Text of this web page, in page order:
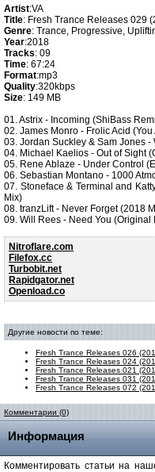
Artist:VA
Title: Fresh Trance Releases 029
Genre: Trance, Progressive,
Year:2018
Tracks: 09
Time: 67:24
Format:mp3
Quality:320kbps
Size: 149 MB
01. Astrix - Incoming (ShiBass
02. James Monro - Frolic Acid
03. Jordan Suckley & Sam Jones
04. Michael Kaelios - Out of Sight
05. Rene Ablaze - Under Control
06. Sebastian Montano - 1000
07. Stoneface & Terminal and
Mix)
08. tranzLift - Never Forget (2018
09. Will Rees - Need You (Original
Nitroflare.com
Filefox.cc
Turbobit.net
Rapidgator.net
Openload.co
Другие новости по теме:
Fresh Trance Releases 026
Fresh Trance Releases 024
Fresh Trance Releases 021
Fresh Trance Releases 031
Fresh Trance Releases 072
Комментарии (0)
Информация
Комментировать статьи на